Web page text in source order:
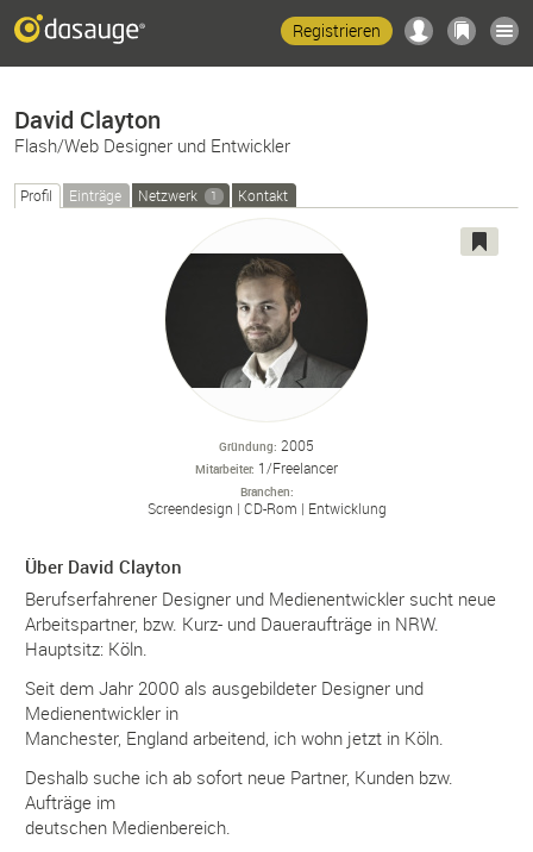
Registrieren
David Clayton
Flash/Web Designer und Entwickler
Profil Einträge Netzwerk 1 Kontakt
Gründung 2005
Mitarbeiter 1/Freelancer
Branchen
Screendesign CD-Rom Entwicklung
Über David Clayton
Berufserfahrener Designer und Medienentwickler sucht neue
Arbeitspartner, bzw. Kurz- und Daueraufträge in NRW.
Hauptsitz: Köln.
Seit dem Jahr 2000 als ausgebildeter Designer und
Medienentwickler in
Manchester, England arbeitend, ich wohn jetzt in Köln.
Deshalb suche ich ab sofort neue Partner, Kunden bzw.
Aufträge im
deutschen Medienbereich.